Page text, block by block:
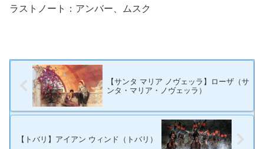
ラストノート：アンバー、ムスク
【サンタ マリア ノヴェッラ】ローザ（サ
ンタ・マリア・ノヴェッラ）
【トバリ】アイアン ウィンド（トバリ）